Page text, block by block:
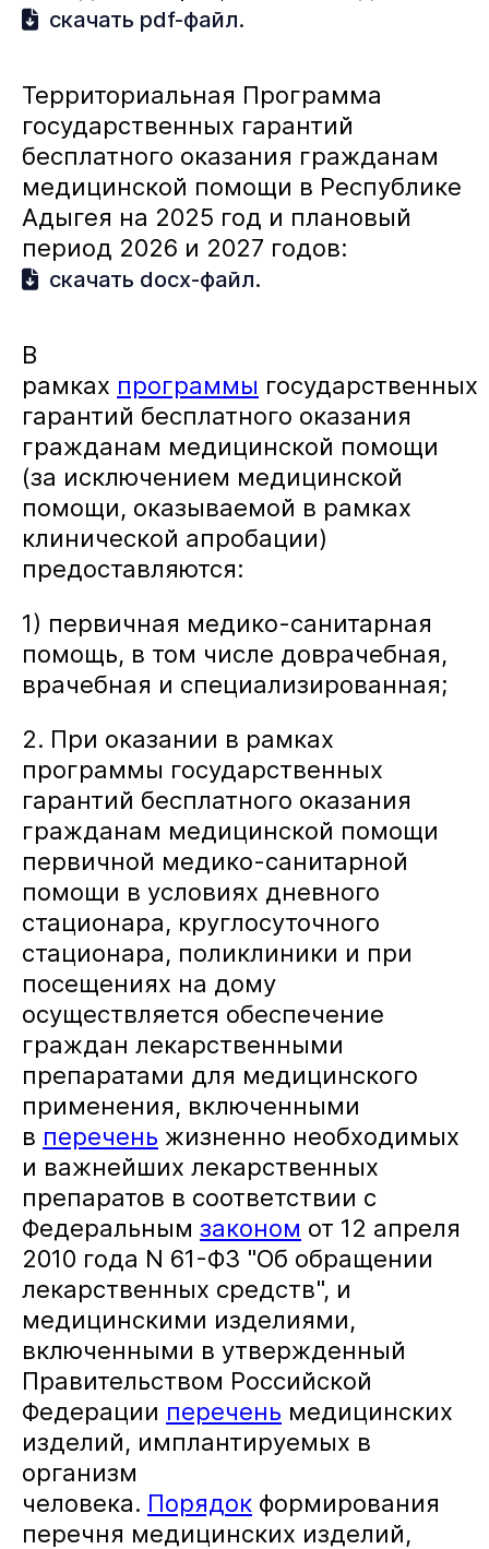
скачать pdf-файл.
Территориальная Программа
государственных гарантий
бесплатного оказания гражданам
медицинской помощи в Республике
Адыгея на 2025 год и плановый
период 2026 и 2027 годов:
скачать docx-файл.
В
рамках программы государственных
гарантий бесплатного оказания
гражданам медицинской помощи
(за исключением медицинской
помощи, оказываемой в рамках
клинической апробации)
предоставляются:
1) первичная медико-санитарная
помощь, в том числе доврачебная,
врачебная и специализированная;
2. При оказании в рамках
программы государственных
гарантий бесплатного оказания
гражданам медицинской помощи
первичной медико-санитарной
помощи в условиях дневного
стационара, круглосуточного
стационара, поликлиники и при
посещениях на дому
осуществляется обеспечение
граждан лекарственными
препаратами для медицинского
применения, включенными
в перечень жизненно необходимых
и важнейших лекарственных
препаратов в соответствии с
Федеральным законом от 12 апреля
2010 года N 61-ФЗ "Об обращении
лекарственных средств", и
медицинскими изделиями,
включенными в утвержденный
Правительством Российской
Федерации перечень медицинских
изделий, имплантируемых в
организм
человека. Порядок формирования
перечня медицинских изделий,